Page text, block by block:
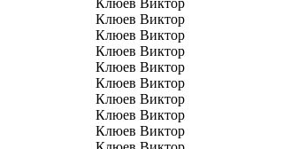
Клюев Виктор
Клюев Виктор
Клюев Виктор
Клюев Виктор
Клюев Виктор
Клюев Виктор
Клюев Виктор
Клюев Виктор
Клюев Виктор